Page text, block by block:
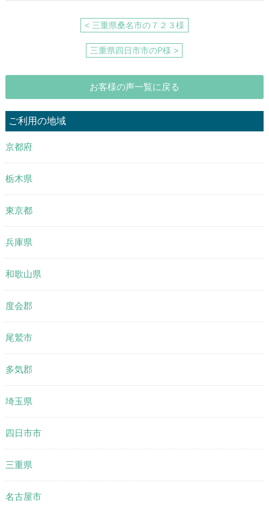
< 三重県桑名市の７２３様
三重県四日市市のP様 >
お客様の声一覧に戻る
ご利用の地域
京都府
栃木県
東京都
兵庫県
和歌山県
度会郡
尾鷲市
多気郡
埼玉県
四日市市
三重県
名古屋市